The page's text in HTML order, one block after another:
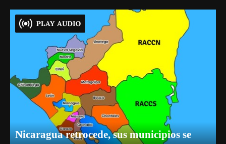
Nicaragua retrocede, sus municipios se